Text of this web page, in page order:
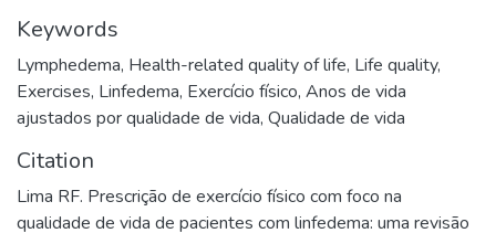
Keywords
Lymphedema, Health-related quality of life, Life quality,
Exercises, Linfedema, Exercício físico, Anos de vida
ajustados por qualidade de vida, Qualidade de vida
Citation
Lima RF. Prescrição de exercício físico com foco na
qualidade de vida de pacientes com linfedema: uma revisão